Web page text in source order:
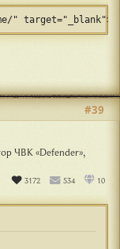
" target="_blank">
ЧВК «Defender»,
3172 534 10
#39